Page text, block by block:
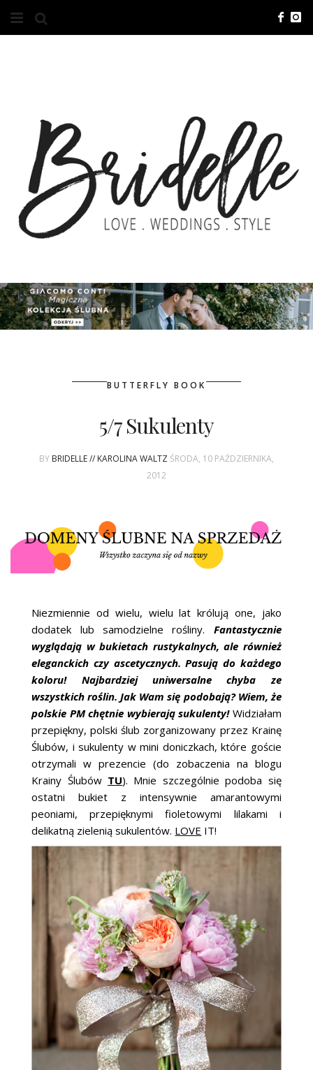
O NAS
KONTAKT
REKLAMA
ADVERTISING
ZGŁOSZENIA
KSIĄŻKI BRIDELLE
WASZE ŚLUBY
{HOT SEXY BEST}
ŚLUBNE STYLE
MAGAZYNY
ARCHIWUM
BUTTERFLY BOOK
5/7 Sukulenty
BY BRIDELLE // KAROLINA WALTZ ŚRODA, 10 PAŹDZIERNIKA,
2012
Niezmiennie od wielu, wielu lat królują one, jako
dodatek lub samodzielne rośliny. Fantastycznie
wyglądają w bukietach rustykalnych, ale również
eleganckich czy ascetycznych. Pasują do każdego
koloru! Najbardziej uniwersalne chyba ze
wszystkich roślin. Jak Wam się podobają? Wiem, że
polskie PM chętnie wybierają sukulenty! Widziałam
przepiękny, polski ślub zorganizowany przez Krainę
Ślubów, i sukulenty w mini doniczkach, które goście
otrzymali w prezencie (do zobaczenia na blogu
Krainy Ślubów TU). Mnie szczególnie podoba się
ostatni bukiet z intensywnie amarantowymi
peoniami, przepięknymi fioletowymi lilakami i
delikatną zielenią sukulentów. LOVE IT!